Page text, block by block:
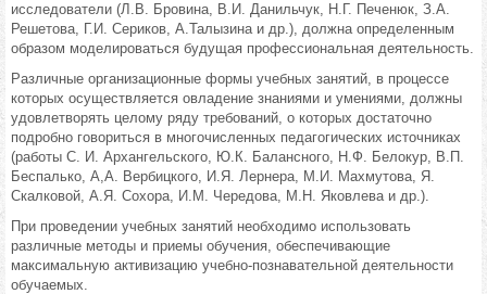
исследователи (Л.В. Бровина, В.И. Данильчук, Н.Г. Печенюк, З.А.
Решетова, Г.И. Сериков, А.Талызина и др.), должна определенным
образом моделироваться будущая профессиональная деятельность.
Различные организационные формы учебных занятий, в процессе
которых осуществляется овладение знаниями и умениями, должны
удовлетворять целому ряду требований, о которых достаточно
подробно говориться в многочисленных педагогических источниках
(работы С. И. Архангельского, Ю.К. Балансного, Н.Ф. Белокур, В.П.
Беспалько, А,А. Вербицкого, И.Я. Лернера, М.И. Махмутова, Я.
Скалковой, А.Я. Сохора, И.М. Чередова, М.Н. Яковлева и др.).
При проведении учебных занятий необходимо использовать
различные методы и приемы обучения, обеспечивающие
максимальную активизацию учебно-познавательной деятельности
обучаемых.